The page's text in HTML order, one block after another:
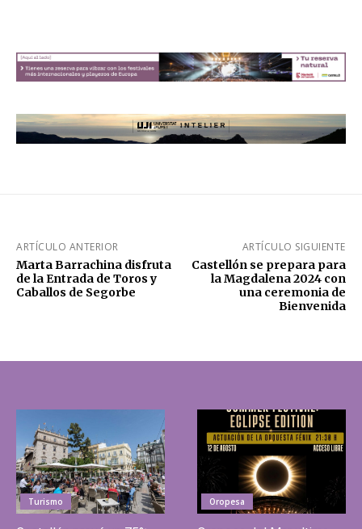
ARTÍCULO ANTERIOR
Marta Barrachina disfruta
de la Entrada de Toros y
Caballos de Segorbe
ARTÍCULO SIGUIENTE
Castellón se prepara para
la Magdalena 2024 con
una ceremonia de
Bienvenida
Turismo Oropesa